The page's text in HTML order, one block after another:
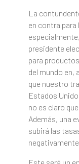
La
en contra para
presidente
para
del mundo en,
que nuestro
Estados
no es claro
Además, una
subirá las